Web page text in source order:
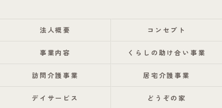
法人概要 コンセプト
事業内容 くらしの助け合い事業
訪問介護事業 居宅介護事業
デイサービス どうぞの家